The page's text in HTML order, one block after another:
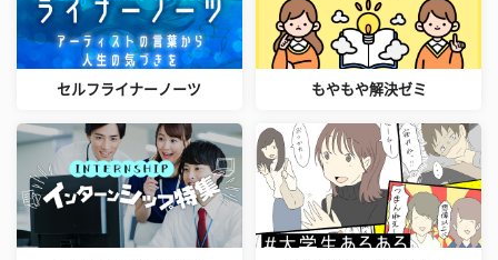
セルフライナーノーツ もやもや解決ゼミ